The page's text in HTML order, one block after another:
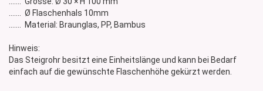
....... Ø Flaschenhals 10mm
....... Material: Braunglas, PP, Bambus
Hinweis:
Das Steigrohr besitzt eine Einheitslänge und kann bei Bedarf
einfach auf die gewünschte Flaschenhöhe gekürzt werden.